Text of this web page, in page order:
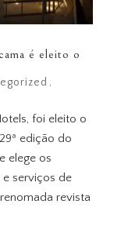
é eleito o
foi eleito o
edição do
elege os
serviços de
revista